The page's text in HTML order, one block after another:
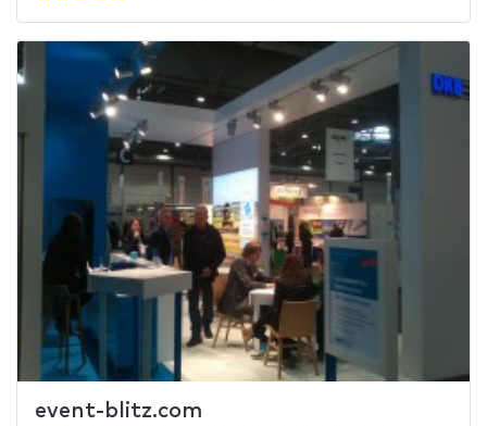
event-blitz.com